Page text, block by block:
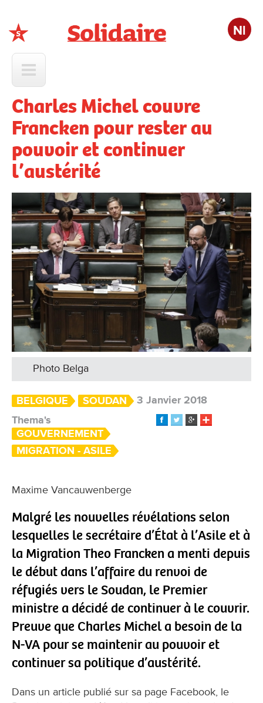
Nl
Charles Michel couvre
Francken pour rester au
pouvoir et continuer
l’austérité
Photo Belga
BELGIQUE SOUDAN
3 Janvier 2018
Thema's
GOUVERNEMENT
MIGRATION - ASILE
Maxime Vancauwenberge
Malgré les nouvelles révélations selon
lesquelles le secrétaire d’État à l’Asile et à
la Migration Theo Francken a menti depuis
le début dans l’affaire du renvoi de
réfugiés vers le Soudan, le Premier
ministre a décidé de continuer à le couvrir.
Preuve que Charles Michel a besoin de la
N-VA pour se maintenir au pouvoir et
continuer sa politique d’austérité.
Dans un article publié sur sa page Facebook, le